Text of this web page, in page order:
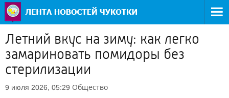
Летний вкус на зиму: как легко
замариновать помидоры без
стерилизации
9 июля 2026, 05:29 Общество